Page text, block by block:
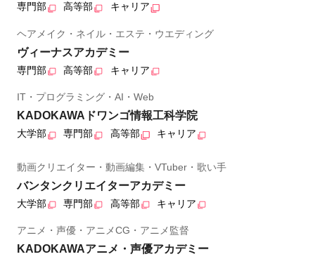
専門部 高等部 キャリア
ヘアメイク・ネイル・エステ・ウエディング
ヴィーナスアカデミー
専門部 高等部 キャリア
IT・プログラミング・AI・Web
KADOKAWAドワンゴ情報工科学院
大学部 専門部 高等部 キャリア
動画クリエイター・動画編集・VTuber・歌い手
バンタンクリエイターアカデミー
大学部 専門部 高等部 キャリア
アニメ・声優・アニメCG・アニメ監督
KADOKAWAアニメ・声優アカデミー